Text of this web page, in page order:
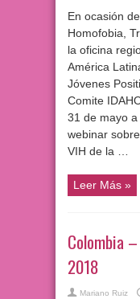
En ocasión
Homofobia,
la oficina
América
Jóvenes
Comite
31 de mayo
webinar
VIH de la …
Leer Más »
Colombia
2018
Mariano Ruiz